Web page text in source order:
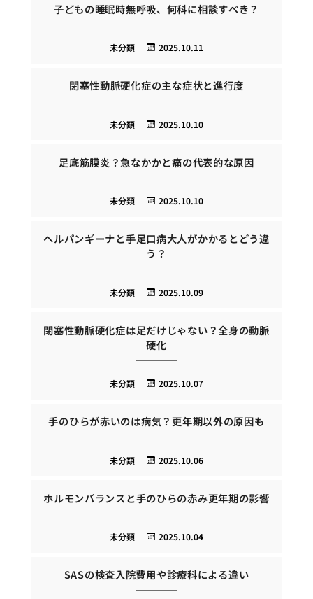
子どもの睡眠時無呼吸、何科に相談すべき？
2025.10.11
未分類
閉塞性動脈硬化症の主な症状と進行度
2025.10.10
未分類
足底筋膜炎？急なかかと痛の代表的な原因
2025.10.10
未分類
ヘルパンギーナと手足口病大人がかかるとどう違
う？
2025.10.09
未分類
閉塞性動脈硬化症は足だけじゃない？全身の動脈
硬化
2025.10.07
未分類
手のひらが赤いのは病気？更年期以外の原因も
2025.10.06
未分類
ホルモンバランスと手のひらの赤み更年期の影響
2025.10.04
未分類
SASの検査入院費用や診療科による違い